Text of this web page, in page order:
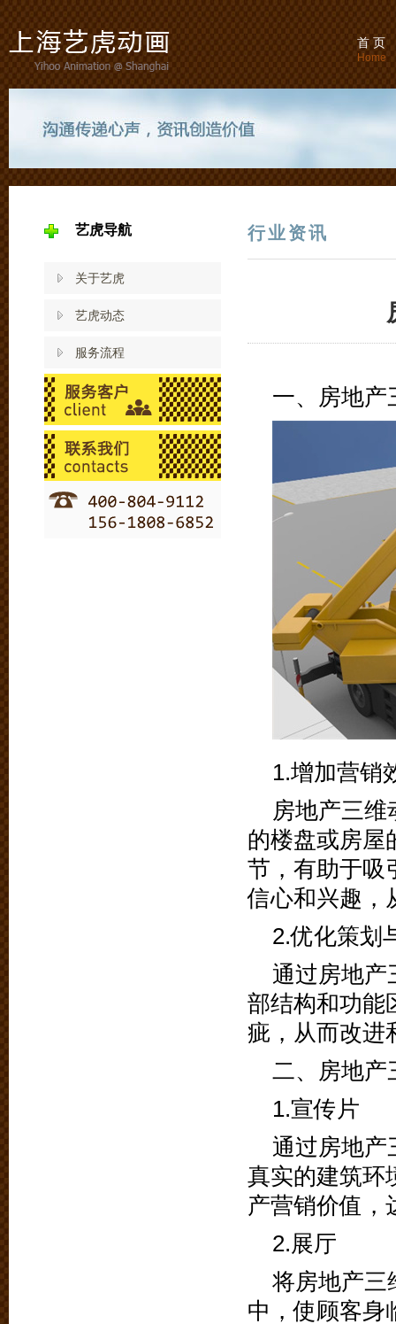
首 页
Home
艺虎导航
关于艺虎
艺虎动态
服务流程
行业资讯
一、房地产
1.增加营销
房地产三
的楼盘或房屋
节，有助于吸
信心和兴趣，
2.优化策划
通过房地产
部结构和功能
疵，从而改进
二、房地产
1.宣传片
通过房地产
真实的建筑环
产营销价值，
2.展厅
将房地产三
中，使顾客身